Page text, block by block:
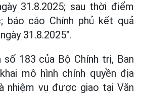
31.8.2025; sau thời điểm
báo cáo Chính phủ kết quả
31.8.2025".
183 của Bộ Chính trị, Ban
mô hình chính quyền địa
nhiệm vụ được giao tại Văn